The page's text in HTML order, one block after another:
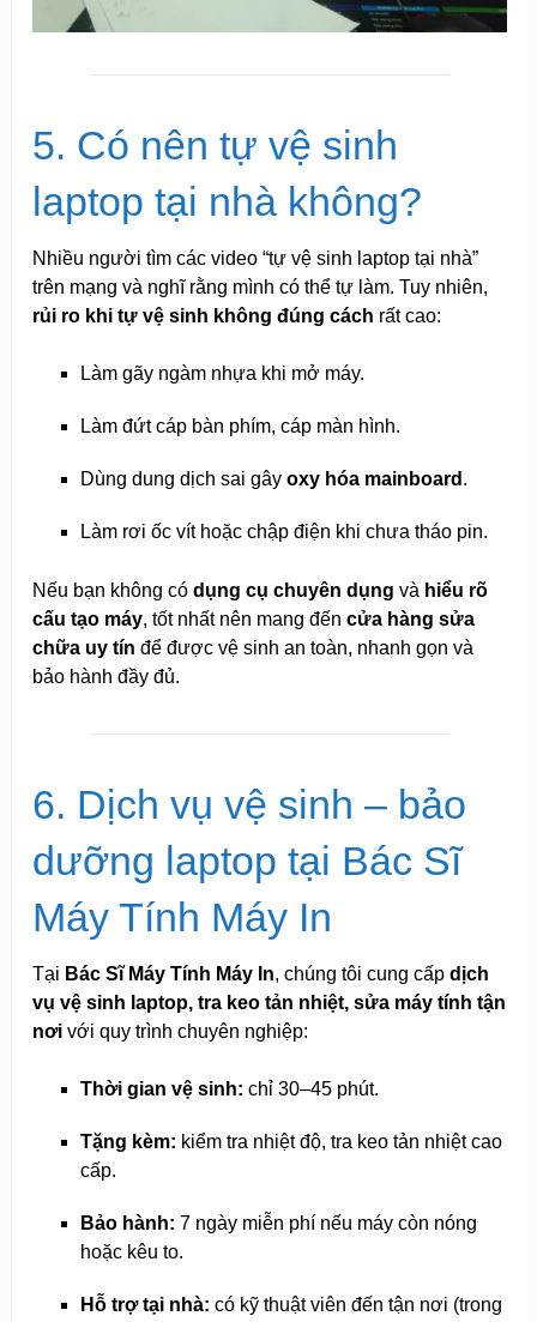
5. Có nên tự vệ sinh
laptop tại nhà không?
Nhiều người tìm các video “tự vệ sinh laptop tại nhà”
trên mạng và nghĩ rằng mình có thể tự làm. Tuy nhiên,
rủi ro khi tự vệ sinh không đúng cách rất cao:
Làm gãy ngàm nhựa khi mở máy.
Làm đứt cáp bàn phím, cáp màn hình.
Dùng dung dịch sai gây oxy hóa mainboard .
Làm rơi ốc vít hoặc chập điện khi chưa tháo pin.
Nếu bạn không có dụng cụ chuyên dụng và hiểu rõ
cấu tạo máy, tốt nhất nên mang đến cửa hàng sửa
chữa uy tín để được vệ sinh an toàn, nhanh gọn và
bảo hành đầy đủ.
6. Dịch vụ vệ sinh – bảo
dưỡng laptop tại Bác Sĩ
Máy Tính Máy In
Tại Bác Sĩ Máy Tính Máy In, chúng tôi cung cấp dịch
vụ vệ sinh laptop, tra keo tản nhiệt, sửa máy tính tận
nơivới quy trình chuyên nghiệp:
Thời gian vệ sinh: chỉ 30–45 phút.
Tặng kèm: kiểm tra nhiệt độ, tra keo tản nhiệt cao
cấp.
Bảo hành: 7 ngày miễn phí nếu máy còn nóng
hoặc kêu to.
Hỗ trợ tại nhà: có kỹ thuật viên đến tận nơi (trong